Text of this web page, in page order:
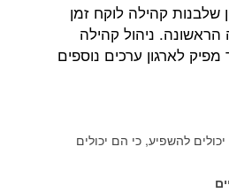
שלבנות קהילה לוקח זמן
הראשונה. ניהול קהילה
לארגון ערכים נוספים
להשפיע, כי הם יכולים